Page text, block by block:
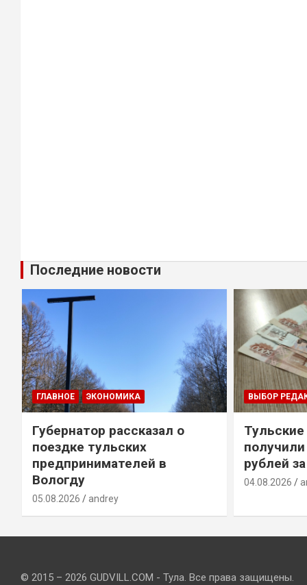
Последние новости
ГЛАВНОЕ ЭКОНОМИКА
Губернатор рассказал о
поездке тульских
предпринимателей в
Вологду
05.08.2026 andrey
ВЫБОР
рублей
04.08.2026
© 2015 – 2026 GUDVILL.COM - Тула. Все права защищены.